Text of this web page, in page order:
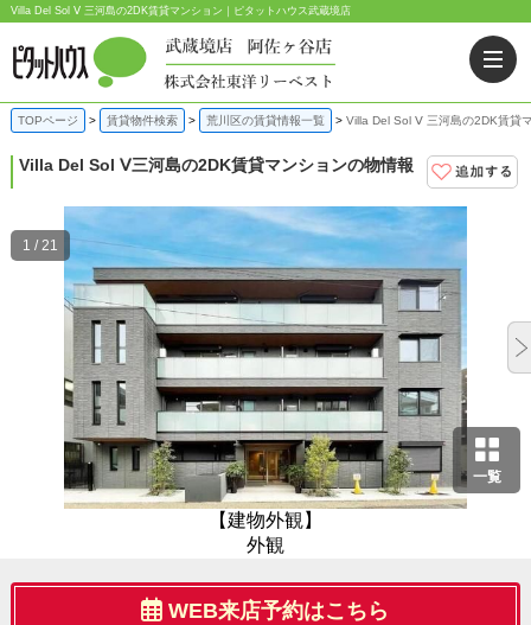
Villa Del Sol Ⅴ 三河島の2DK賃貸マンション｜ピタットハウス武蔵境店
TOPページ 賃貸物件検索 荒川区の賃貸情報一覧 Villa Del Sol Ⅴ 三河島の2DK賃貸
Villa Del Sol Ⅴ三河島の2DK賃貸マンションの物情報
一覧
【建物外観】
外観
1 / 21
WEB来店予約はこちら